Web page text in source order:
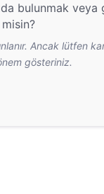
bulunmak veya
Ancak lütfen
gösteriniz.